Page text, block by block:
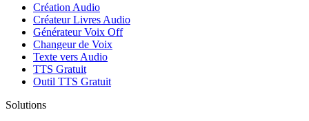
Création Audio
Créateur Livres Audio
Générateur Voix Off
Changeur de Voix
Texte vers Audio
TTS Gratuit
Outil TTS Gratuit
Solutions